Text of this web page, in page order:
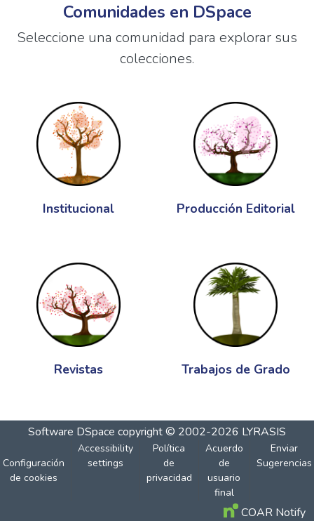
Comunidades en DSpace
Seleccione una comunidad para explorar sus
colecciones.
Institucional Producción Editorial
Revistas Trabajos de Grado
Software DSpace copyright © 2002-2026 LYRASIS
Configuración
de cookies
Accessibility
settings
Política
de
privacidad
Acuerdo
de
usuario
final
Enviar
Sugerencias
COAR Notify